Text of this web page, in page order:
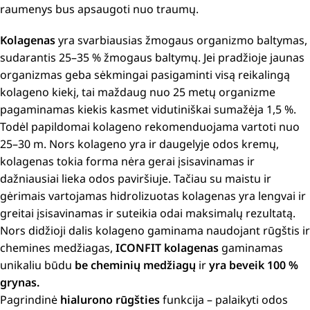
raumenys bus apsaugoti nuo traumų.
Kolagenasyra svarbiausias žmogaus organizmo baltymas,
sudarantis 25–35 % žmogaus baltymų. Jei pradžioje jaunas
organizmas geba sėkmingai pasigaminti visą reikalingą
kolageno kiekį, tai maždaug nuo 25 metų organizme
pagaminamas kiekis kasmet vidutiniškai sumažėja 1,5 %.
Todėl papildomai kolageno rekomenduojama vartoti nuo
25–30 m. Nors kolageno yra ir daugelyje odos kremų,
kolagenas tokia forma nėra gerai įsisavinamas ir
dažniausiai lieka odos paviršiuje. Tačiau su maistu ir
gėrimais vartojamas hidrolizuotas kolagenas yra lengvai ir
greitai įsisavinamas ir suteikia odai maksimalų rezultatą.
Nors didžioji dalis kolageno gaminama naudojant rūgštis ir
chemines medžiagas, ICONFIT kolagenas gaminamas
unikaliu būdu be cheminių medžiagų iryra beveik 100 %
grynas.
Pagrindinė hialurono rūgštiesfunkcija – palaikyti odos